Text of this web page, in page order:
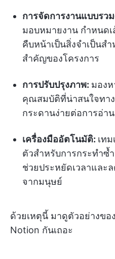
การจัดการงานแบบรว
มอบหมายงาน กำหนด
คืบหน้าเป็นสิ่งจำเป็นส
สำคัญของโครงการ
การปรับปรุงภาพ: มองห
คุณสมบัติที่น่าสนใจทา
กระดานง่ายต่อการอ่า
เครื่องมืออัตโนมัติ: เท
ตัวสำหรับการกระทำซ้
ช่วยประหยัดเวลาและ
จากมนุษย์
ด้วยเหตุนี้ มาดูตัวอย่างขอ
Notion กันเถอะ